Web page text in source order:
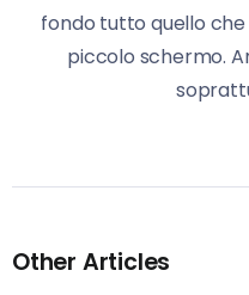
fondo tutto quello
piccolo schermo.
Other Articles